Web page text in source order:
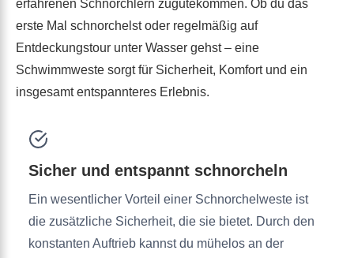
erfahrenen Schnorchlern zugutekommen. Ob du das
erste Mal schnorchelst oder regelmäßig auf
Entdeckungstour unter Wasser gehst – eine
Schwimmweste sorgt für Sicherheit, Komfort und ein
insgesamt entspannteres Erlebnis.
Sicher und entspannt schnorcheln
Ein wesentlicher Vorteil einer Schnorchelweste ist
die zusätzliche Sicherheit, die sie bietet. Durch den
konstanten Auftrieb kannst du mühelos an der